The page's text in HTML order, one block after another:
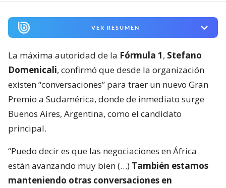
VER RESUMEN
La máxima autoridad de la Fórmula 1, Stefano
Domenicali, confirmó que desde la organización
existen “conversaciones” para traer un nuevo Gran
Premio a Sudamérica, donde de inmediato surge
Buenos Aires, Argentina, como el candidato
principal.
“Puedo decir es que las negociaciones en África
están avanzando muy bien (…) También estamos
manteniendo otras conversaciones en